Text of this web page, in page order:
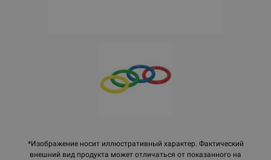
*Изображение носит иллюстративный характер. Фактический
внешний вид продукта может отличаться от показанного на